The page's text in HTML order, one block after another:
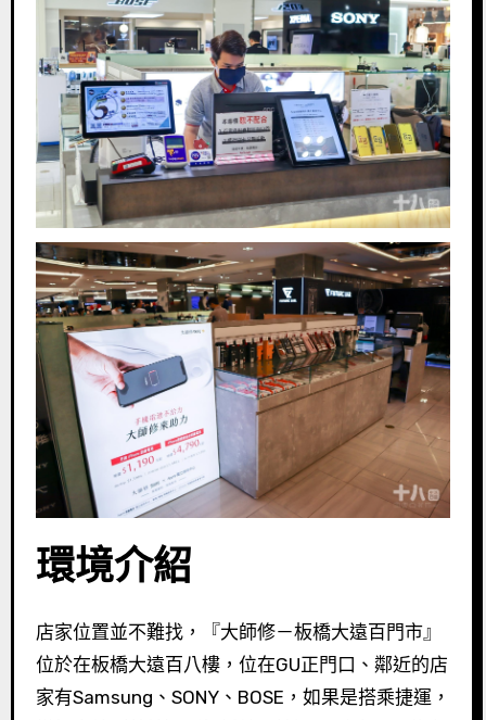
環境介紹
店家位置並不難找，『大師修－板橋大遠百門市』
位於在板橋大遠百八樓，位在GU正門口、鄰近的店
家有Samsung、SONY、BOSE，如果是搭乘捷運，